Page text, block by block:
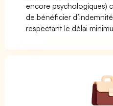
encore psychologiques)
de bénéficier
respectant le délai